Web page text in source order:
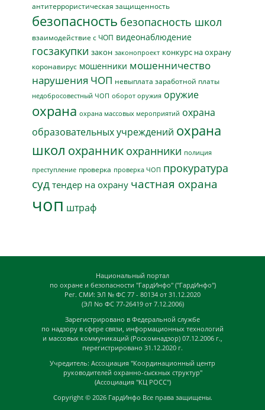
антитеррористическая защищенность
безопасность безопасность школ
взаимодействие с ЧОП видеонаблюдение
госзакупки закон законопроект конкурс на охрану
коронавирус мошенники мошенничество
нарушения ЧОП невыплата заработной платы
недобросовестный ЧОП оборот оружия оружие
охрана охрана массовых мероприятий охрана
образовательных учреждений охрана
школ охранник охранники полиция
преступление проверка проверка ЧОП прокуратура
суд тендер на охрану частная охрана
чоп штраф
Национальный портал
по охране и безопасности "ГардИнфо" ("ГардИнфо")
Рег. СМИ: ЭЛ № ФС 77 - 80134 от 31.12.2020
(ЭЛ No ФС 77-26419 от 7.12.2006)
Зарегистрировано в Федеральной службе
по надзору в сфере связи, информационных технологий
и массовых коммуникаций (Роскомнадзор) 07.12.2006 г.,
перегистрировано 31.12.2020 г.
Учредитель: Ассоциация "Координационный центр
руководителей охранно-сыскных структур"
(Ассоциация "КЦ РОСС")
Copyright © 2026 ГардИнфо Все права защищены.